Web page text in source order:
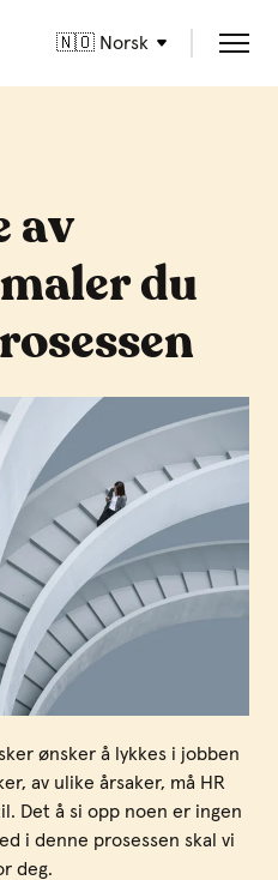
🇳🇴 Norsk
av
du
ønsker å lykkes i jobben
av ulike årsaker, må HR
Det å si opp noen er ingen
i denne prosessen skal vi
deg.